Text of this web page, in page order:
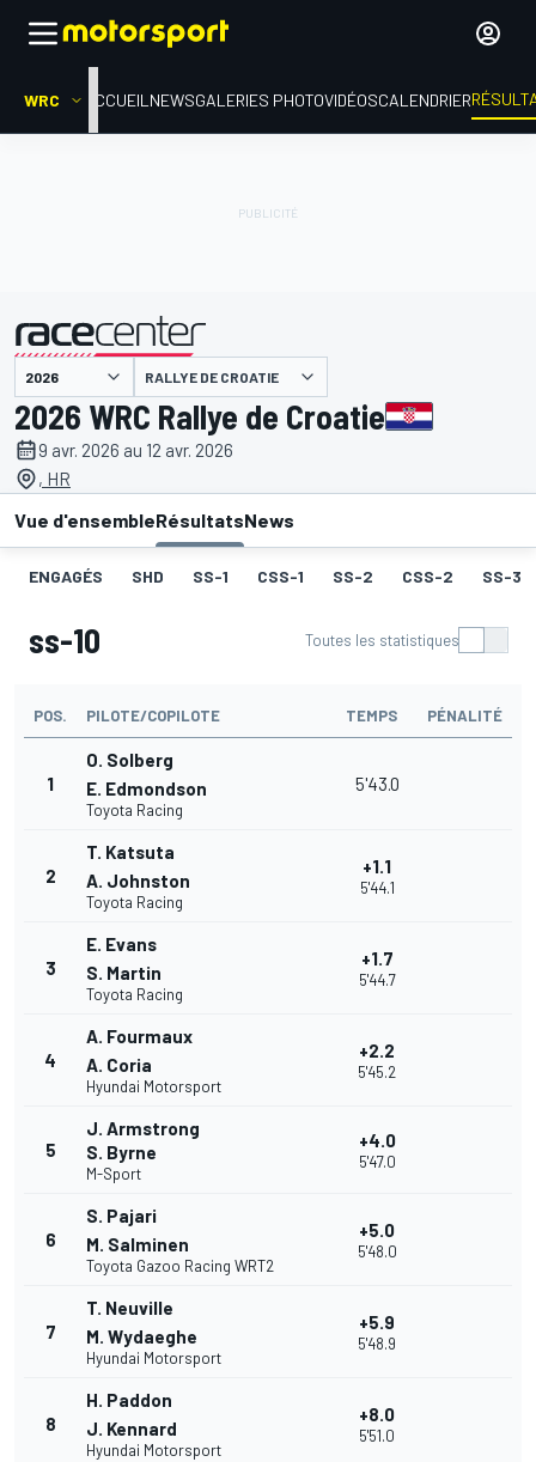
WRC ACCUEIL NEWSGALERIES PHOTOVIDÉOSCALENDRIER
présenté par RALLYE DE CROATIE
2026 WRC Rallye de Croatie
9 avr. 2026 au 12 avr. 2026
, HR
Vue d'ensembleRésultatsNews
ENGAGÉS SHD SS-1 CSS-1 SS-2 CSS-2 SS-3
ss-10 Toutes les statistiques
POS. PILOTE/COPILOTE TEMPS PÉNALITÉ
1
O. Solberg
E. Edmondson
Toyota Racing
5'43.0
2
T. Katsuta
A. Johnston
Toyota Racing
+1.1
5'44.1
3
E. Evans
S. Martin
Toyota Racing
+1.7
5'44.7
4
A. Fourmaux
A. Coria
Hyundai Motorsport
+2.2
5'45.2
5
J. Armstrong
S. Byrne
M-Sport
+4.0
5'47.0
6
S. Pajari
M. Salminen
Toyota Gazoo Racing WRT2
+5.0
5'48.0
7
T. Neuville
M. Wydaeghe
Hyundai Motorsport
+5.9
5'48.9
8
H. Paddon
J. Kennard
Hyundai Motorsport
+8.0
5'51.0